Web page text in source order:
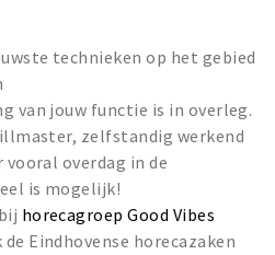
technieken op het gebied
van jouw functie is in overleg.
zelfstandig werkend
overdag in de
is mogelijk!
horecagroep Good Vibes
Eindhovense horecazaken